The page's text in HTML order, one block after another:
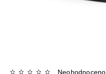
Neohodnoceno